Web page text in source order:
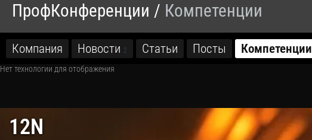
ПрофКонференции / Компетенции
Компания Новости 2 Статьи Посты Компетенции
Нет технологии для отображения
12N